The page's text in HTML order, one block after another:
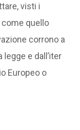
visti i
quello
corrono a
e dall’iter
Europeo o